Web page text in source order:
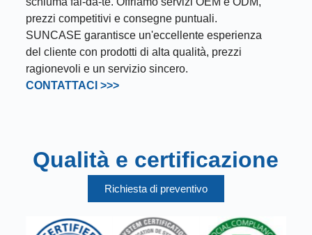
prezzi competitivi e consegne puntuali.
SUNCASE garantisce un'eccellente esperienza
del cliente con prodotti di alta qualità, prezzi
ragionevoli e un servizio sincero.
CONTATTACI >>>
Qualità e certificazione
Richiesta di preventivo